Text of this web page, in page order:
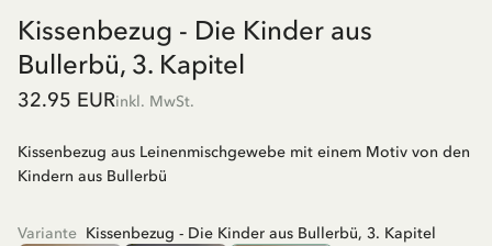
Kissenbezug - Die Kinder aus
Bullerbü, 3. Kapitel
32.95 EURinkl. MwSt.
Kissenbezug aus Leinenmischgewebe mit einem Motiv von den
Kindern aus Bullerbü
Variante Kissenbezug - Die Kinder aus Bullerbü, 3. Kapitel